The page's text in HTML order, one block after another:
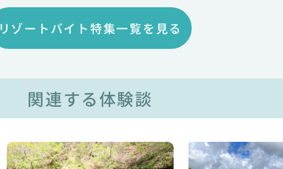
リゾートバイト特集一覧を見る
関連する体験談